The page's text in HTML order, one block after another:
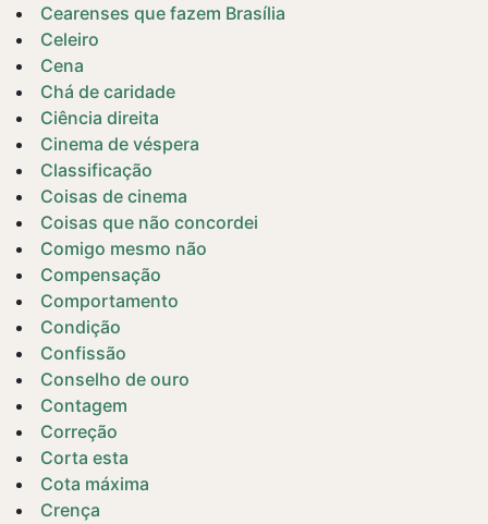
Cearenses que fazem Brasília
Celeiro
Cena
Chá de caridade
Ciência direita
Cinema de véspera
Classificação
Coisas de cinema
Coisas que não concordei
Comigo mesmo não
Compensação
Comportamento
Condição
Confissão
Conselho de ouro
Contagem
Correção
Corta esta
Cota máxima
Crença